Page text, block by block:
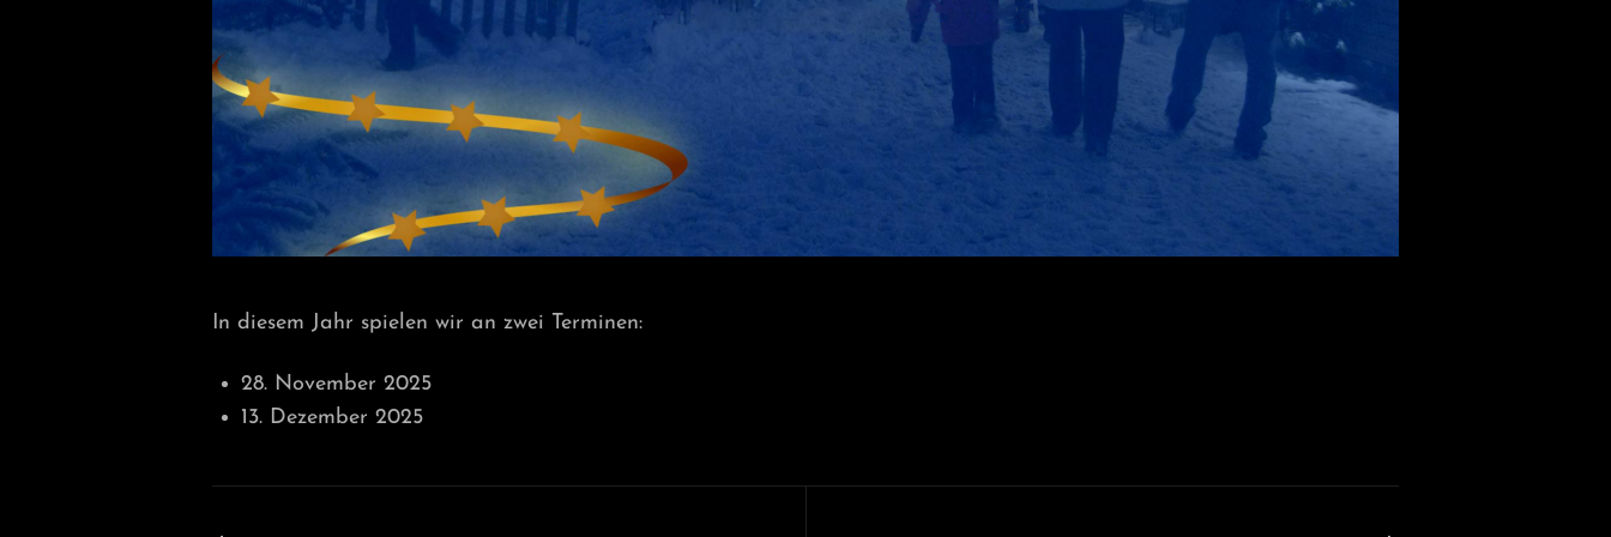
In diesem Jahr spielen wir an zwei Terminen:
28. November 2025
13. Dezember 2025